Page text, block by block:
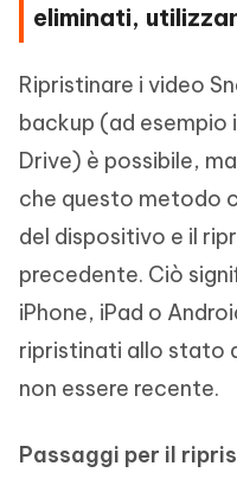
eliminati,
Ripristinare i video
backup (ad esempio
Drive) è possibile,
che questo metodo
del dispositivo e il
precedente. Ciò
iPhone, iPad o
ripristinati allo stato
non essere recente.
Passaggi per il